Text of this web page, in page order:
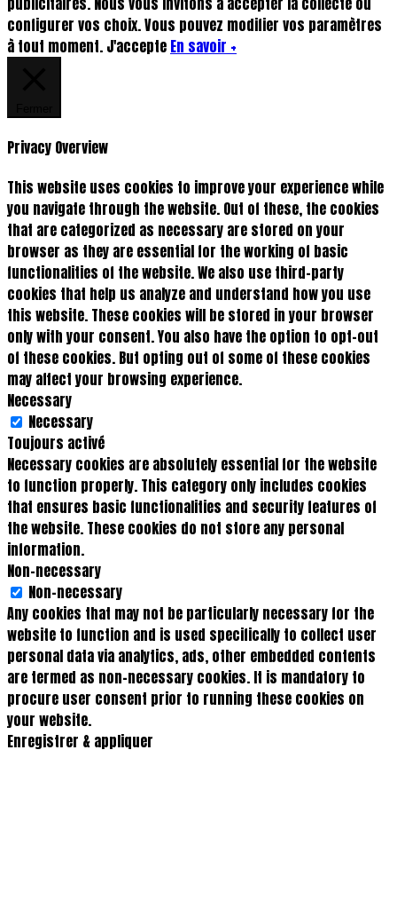
configurer vos choix. Vous pouvez modifier vos paramètres
à tout moment. J'accepte En savoir +
Privacy Overview
This website uses cookies to improve your experience while
you navigate through the website. Out of these, the cookies
that are categorized as necessary are stored on your
browser as they are essential for the working of basic
functionalities of the website. We also use third-party
cookies that help us analyze and understand how you use
this website. These cookies will be stored in your browser
only with your consent. You also have the option to opt-out
of these cookies. But opting out of some of these cookies
may affect your browsing experience.
Necessary
Necessary
Toujours activé
Necessary cookies are absolutely essential for the website
to function properly. This category only includes cookies
that ensures basic functionalities and security features of
the website. These cookies do not store any personal
information.
Non-necessary
Non-necessary
Any cookies that may not be particularly necessary for the
website to function and is used specifically to collect user
personal data via analytics, ads, other embedded contents
are termed as non-necessary cookies. It is mandatory to
procure user consent prior to running these cookies on
your website.
Enregistrer & appliquer